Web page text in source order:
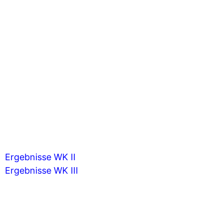
Ergebnisse WK II
Ergebnisse WK III